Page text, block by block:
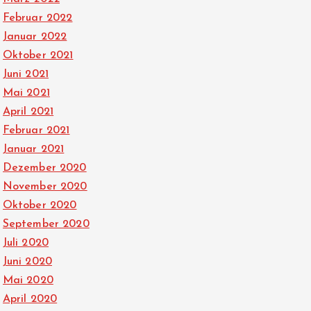
Februar 2022
Januar 2022
Oktober 2021
Juni 2021
Mai 2021
April 2021
Februar 2021
Januar 2021
Dezember 2020
November 2020
Oktober 2020
September 2020
Juli 2020
Juni 2020
Mai 2020
April 2020